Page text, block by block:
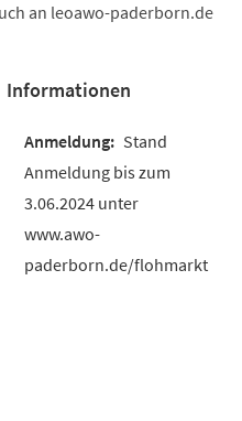
an leoawo-paderborn.de
Informationen
Stand
Anmeldung bis zum
3.06.2024 unter
www.awo-
paderborn.de/flohmarkt